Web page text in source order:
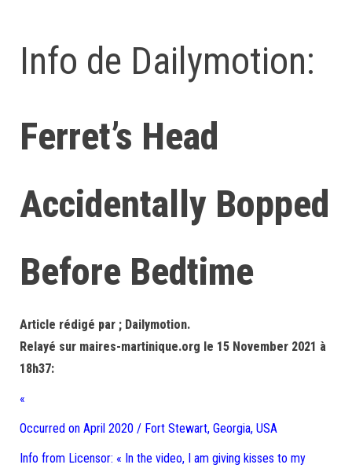
Info de Dailymotion:
Ferret’s Head
Accidentally Bopped
Before Bedtime
Article rédigé par ; Dailymotion.
Relayé sur maires-martinique.org le 15 November 2021 à
18h37:
«
Occurred on April 2020 / Fort Stewart, Georgia, USA
Info from Licensor: « In the video, I am giving kisses to my